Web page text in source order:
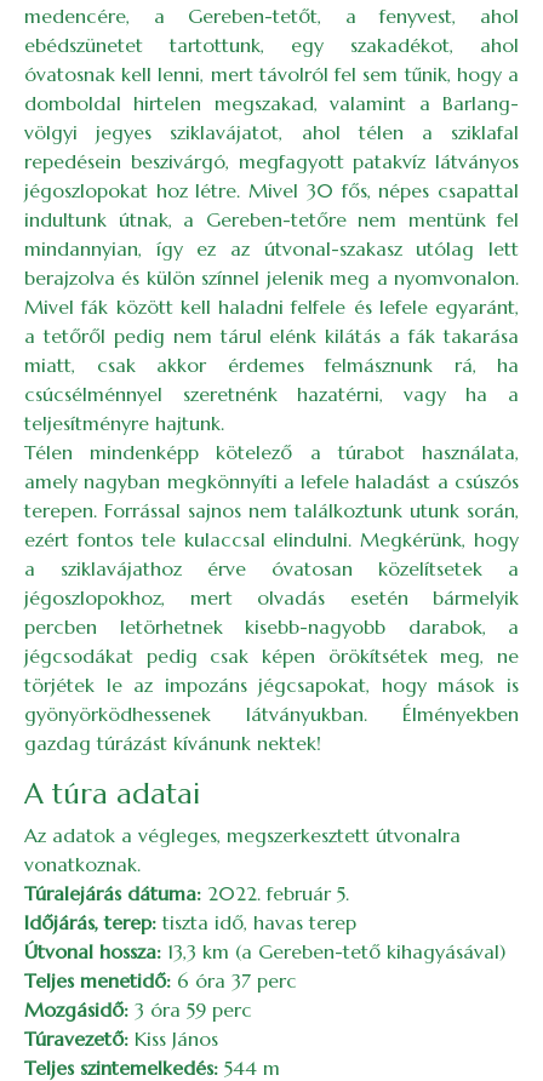
medencére, a Gereben-tetőt, a fenyvest, ahol
ebédszünetet tartottunk, egy szakadékot, ahol
óvatosnak kell lenni, mert távolról fel sem tűnik, hogy a
domboldal hirtelen megszakad, valamint a Barlang-
völgyi jegyes sziklavájatot, ahol télen a sziklafal
repedésein beszivárgó, megfagyott patakvíz látványos
jégoszlopokat hoz létre. Mivel 30 fős, népes csapattal
indultunk útnak, a Gereben-tetőre nem mentünk fel
mindannyian, így ez az útvonal-szakasz utólag lett
berajzolva és külön színnel jelenik meg a nyomvonalon.
Mivel fák között kell haladni felfele és lefele egyaránt,
a tetőről pedig nem tárul elénk kilátás a fák takarása
miatt, csak akkor érdemes felmásznunk rá, ha
csúcsélménnyel szeretnénk hazatérni, vagy ha a
teljesítményre hajtunk.
Télen mindenképp kötelező a túrabot használata,
amely nagyban megkönnyíti a lefele haladást a csúszós
terepen. Forrással sajnos nem találkoztunk utunk során,
ezért fontos tele kulaccsal elindulni. Megkérünk, hogy
a sziklavájathoz érve óvatosan közelítsetek a
jégoszlopokhoz, mert olvadás esetén bármelyik
percben letörhetnek kisebb-nagyobb darabok, a
jégcsodákat pedig csak képen örökítsétek meg, ne
törjétek le az impozáns jégcsapokat, hogy mások is
gyönyörködhessenek látványukban. Élményekben
gazdag túrázást kívánunk nektek!
A túra adatai
Az adatok a végleges, megszerkesztett útvonalra
vonatkoznak.
Túralejárás dátuma: 2022. február 5.
Időjárás, terep: tiszta idő, havas terep
Útvonal hossza: 13,3 km (a Gereben-tető kihagyásával)
Teljes menetidő: 6 óra 37 perc
Mozgásidő: 3 óra 59 perc
Túravezető: Kiss János
Teljes szintemelkedés: 544 m